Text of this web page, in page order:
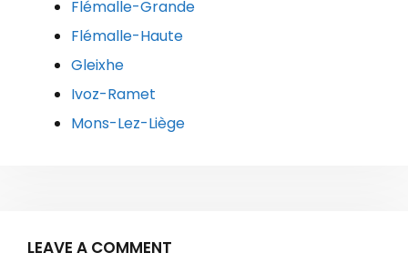
Flémalle-Grande
Flémalle-Haute
Gleixhe
Ivoz-Ramet
Mons-Lez-Liège
LEAVE A COMMENT